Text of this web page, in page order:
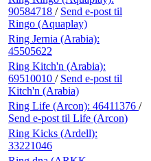
90584718 / Send e-post til
Ringo (Aquaplay)
Ring Jernia (Arabia):
45505622
Ring Kitch'n (Arabia):
69510010 / Send e-post til
Kitch'n (Arabia)
Ring Life (Arcon): 46411376 /
Send e-post til Life (Arcon)
Ring Kicks (Ardell):
33221046